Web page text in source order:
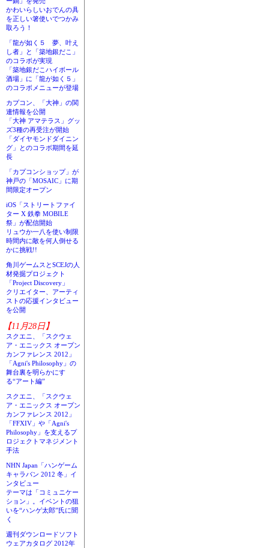
かわいらしいおでんの具
を正しい箸使いでつかみ
取ろう！
「龍が如く５ 夢、叶え
し者」と「築地銀だこ」
のコラボが実現
「築地銀だこハイボール
酒場」に「龍が如く５」
のコラボメニューが登場
カプコン、「大神」の関
連情報を公開
「大神 アマテラス」グッ
ズ3種の再受注が開始
「ダイヤモンドダイニン
グ」とのコラボ期間を延
長
「カプコンショップ」が
神戸の「MOSAIC」に期
間限定オープン
iOS「ストリートファイ
ター X 鉄拳 MOBILE
祭」が配信開始
リュウか一八を使い制限
時間内に敵を何人倒せる
かに挑戦!!
角川ゲームスとSCEJの人
材発掘プロジェクト
「Project Discovery」
クリエイター、アーティ
ストの応援インタビュー
を公開
【11月28日】
スクエニ、「スクウェ
ア・エニックス オープン
カンファレンス 2012」
「Agni's Philosophy」の
舞台裏を明らかにす
る“アート編”
スクエニ、「スクウェ
ア・エニックス オープン
カンファレンス 2012」
「FFXIV」や「Agni's
Philosophy」を支えるプ
ロジェクトマネジメント
手法
NHN Japan「ハンゲーム
キャラバン 2012 冬」イ
ンタビュー
テーマは「コミュニケー
ション」。イベントの狙
いを“ハンゲ太郎”氏に聞
く
週刊ダウンロードソフト
ウェアカタログ 2012年